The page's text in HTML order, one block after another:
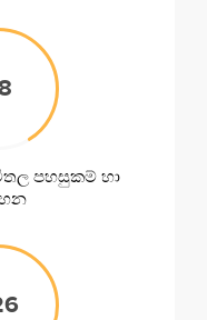
පහසුකම් හා